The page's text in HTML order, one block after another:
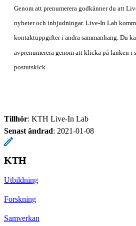
Genom att prenumerera godkänner du att
nyheter och inbjudningar. Live-In Lab
kontaktuppgifter i andra sammanhang. Du
avprenumerera genom att klicka på länken i
postutskick.
Tillhör: KTH Live-In Lab
Senast ändrad: 2021-01-08
KTH
Utbildning
Forskning
Samverkan